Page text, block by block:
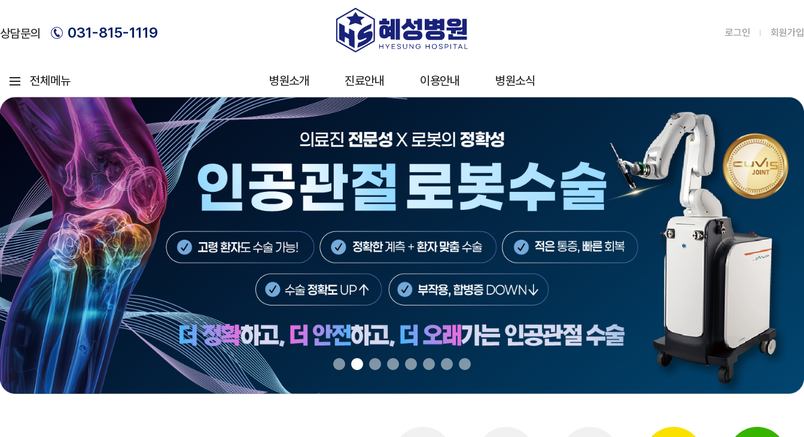
상담문의 031-815-1119 로그인 회원가입
메뉴 열기 병원소개 진료안내 이용안내 병원소식
병원소개
인사말
혜성병원의 특별함
의료진 소개
관절센터
무릎
어깨
발목
팔꿈치
손
고관절
허리
전문재활센터
수술재활
스포츠재활
이용안내
오시는 길
진료시간
간호·간병통합서비스
층별안내
전화번호
증명서 발급 안내
둘러보기
행위료
병원소식
공지사항
언론보도
혜성병원 소식
질문과 답변